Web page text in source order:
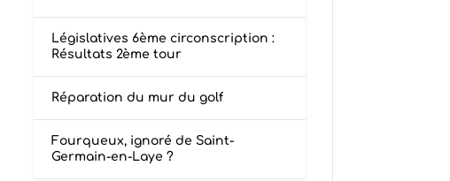
Législatives 6ème circonscription :
Résultats 2ème tour
Réparation du mur du golf
Fourqueux, ignoré de Saint-
Germain-en-Laye ?